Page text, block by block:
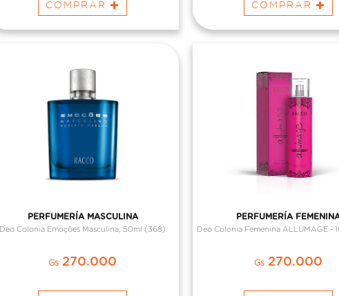
COMPRAR COMPRAR
PERFUMERÍA MASCULINA
Deo Colonia Emoções Masculina, 50ml (368)
Gs 270.000
PERFUMERÍA
Deo Colonia Femenina ALLUMAGE -
Gs270.000